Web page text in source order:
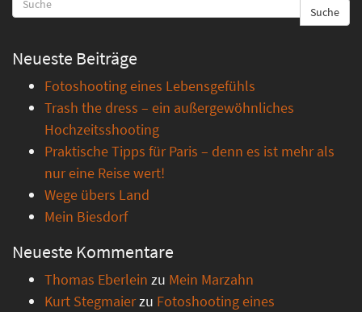
Suche
Neueste Beiträge
Fotoshooting eines Lebensgefühls
Trash the dress – ein außergewöhnliches
Hochzeitsshooting
Praktische Tipps für Paris – denn es ist mehr als
nur eine Reise wert!
Wege übers Land
Mein Biesdorf
Neueste Kommentare
Thomas Eberlein zu Mein Marzahn
Kurt Stegmaierzu Fotoshooting eines